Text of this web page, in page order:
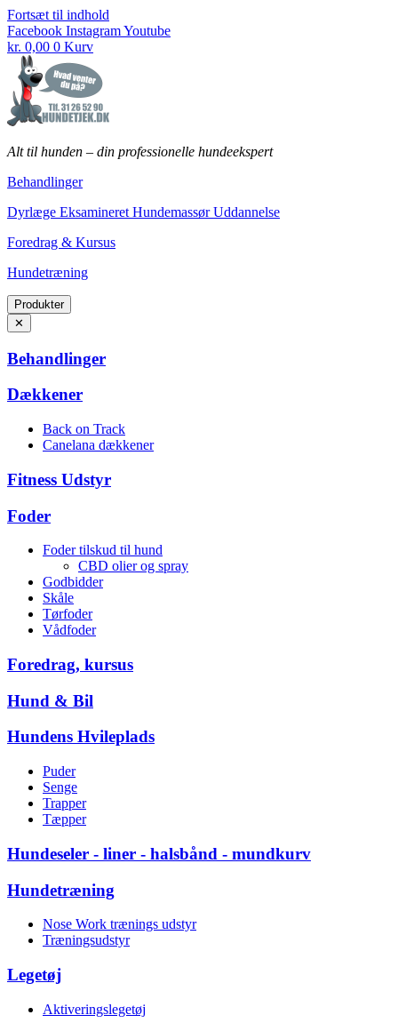
Fortsæt til indhold
Facebook InstagramYoutube
kr. 0,00 0 Kurv
Alt til hunden – din professionelle hundeekspert
Behandlinger
Dyrlæge Eksamineret Hundemassør Uddannelse
Foredrag & Kursus
Hundetræning
Produkter
✕
Behandlinger
Dækkener
Back on Track
Canelana dækkener
Fitness Udstyr
Foder
Foder tilskud til hund
CBD olier og spray
Godbidder
Skåle
Tørfoder
Vådfoder
Foredrag, kursus
Hund & Bil
Hundens Hvileplads
Puder
Senge
Trapper
Tæpper
Hundeseler - liner - halsbånd - mundkurv
Hundetræning
Nose Work trænings udstyr
Træningsudstyr
Legetøj
Aktiveringslegetøj